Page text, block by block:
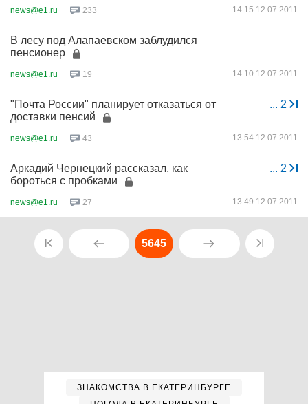
news@e1.ru 233 14:15 12.07.2011
В лесу под Алапаевском заблудился
пенсионер
news@e1.ru 19 14:10 12.07.2011
... 2
"Почта России" планирует отказаться от
доставки пенсий
news@e1.ru 43 13:54 12.07.2011
... 2
Аркадий Чернецкий рассказал, как
бороться с пробками
news@e1.ru 27 13:49 12.07.2011
5645
ЗНАКОМСТВА В ЕКАТЕРИНБУРГЕ